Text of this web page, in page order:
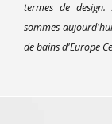
termes de
sommes
de bains d'Europe